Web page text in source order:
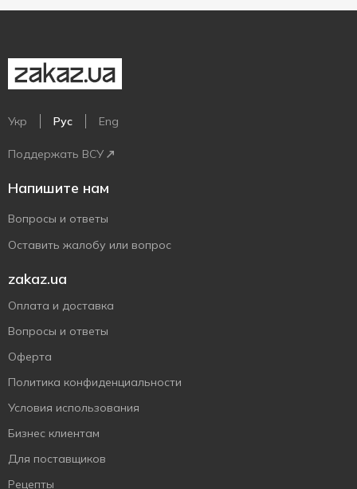
Укр Рус Eng
Поддержать ВСУ
Напишите нам
Вопросы и ответы
Оставить жалобу или вопрос
zakaz.ua
Оплата и доставка
Вопросы и ответы
Оферта
Политика конфиденциальности
Условия использования
Бизнес клиентам
Для поставщиков
Рецепты